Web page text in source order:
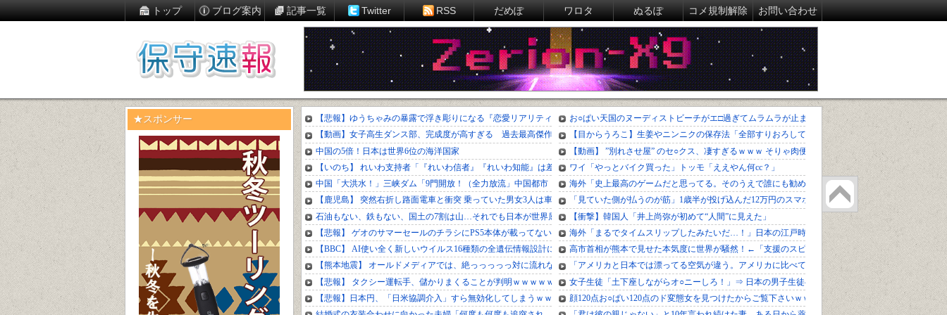
トップ ブログ案内 記事一覧 Twitter RSS だめぽ ワロタ ぬるぽ コメ規制解除 お問い合わせ
★スポンサー